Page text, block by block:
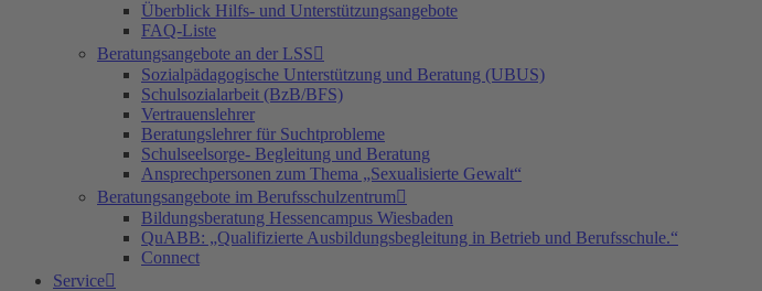
Überblick Hilfs- und Unterstützungsangebote
FAQ-Liste
Beratungsangebote an der LSS
Sozialpädagogische Unterstützung und Beratung (UBUS)
Schulsozialarbeit (BzB/BFS)
Vertrauenslehrer
Beratungslehrer für Suchtprobleme
Schulseelsorge- Begleitung und Beratung
Ansprechpersonen zum Thema „Sexualisierte Gewalt“
Beratungsangebote im Berufsschulzentrum
Bildungsberatung Hessencampus Wiesbaden
QuABB: „Qualifizierte Ausbildungsbegleitung in Betrieb und Berufsschule.“
Connect
Service